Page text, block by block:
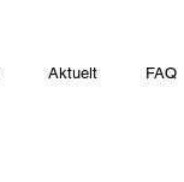
Aktuelt FAQ